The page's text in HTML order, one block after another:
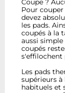
Coupe ?
Pour
devez
les pads.
coupés à la
aussi simple
coupés
s'effilochent
Les pads
supérieurs
habituels et